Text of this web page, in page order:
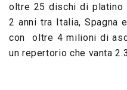
oltre 25 dischi di
2 anni tra Italia, Spagna
con oltre 4 milioni di
un repertorio che vanta